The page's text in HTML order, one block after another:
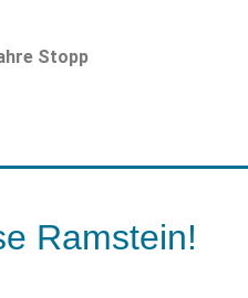
Stopp
Ramstein!